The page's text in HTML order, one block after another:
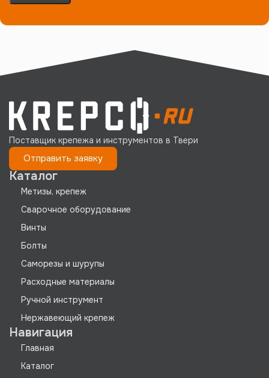
Поставщик крепежа и инструментов в Твери
Отправить заявку
Каталог
Метизы, крепеж
Сварочное оборудование
Винты
Болты
Саморезы и шурупы
Расходные материалы
Ручной инструмент
Нержавеющий крепеж
Навигация
Главная
Каталог